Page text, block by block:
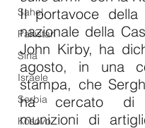
Sahel
Pakistan
Siria
Israele
Serbia
Kosovo
Il portavoce della
nazionale della
John Kirby, ha
agosto, in una
stampa, che
ha cercato di
munizioni di